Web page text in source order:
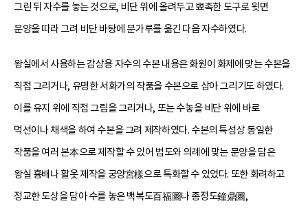
그린 뒤 자수를 놓는 것으로, 비단 위에 올려두고 뾰족한 도구로 윗면
문양을 따라 그려 비단 바탕에 분가루를 옮긴 다음 자수하였다.
왕실에서 사용하는 감상용 자수의 수본 내용은 화원이 화제에 맞는 수본을
직접 그리거나, 유명한 서화가의 작품을 수본으로 삼아 그리기도 하였다.
이를 유지 위에 직접 그림을 그리거나, 또는 수놓을 비단 위에 바로
먹선이나 채색을 하여 수본을 그려 제작하였다. 수본의 특성상 동일한
작품을 여러 본本으로 제작할 수 있어 법도와 의례에 맞는 문양을 담은
왕실 흉배나 활옷 제작을 궁양宮樣으로 특화할 수 있었다. 또한 화려하고
정교한 도상을 담아 수를 놓은 백복도百福圖나 종정도鐘鼎圖,